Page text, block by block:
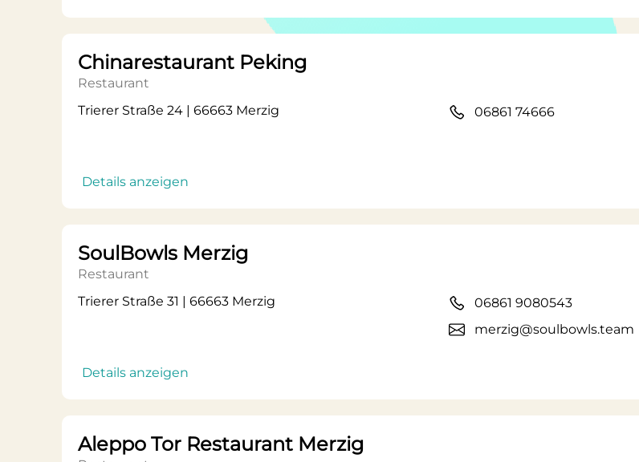
Chinarestaurant Peking
Restaurant
Trierer Straße 24 | 66663 Merzig
Details anzeigen
06861 74666
SoulBowls Merzig
Restaurant
Trierer Straße 31 | 66663 Merzig
Details anzeigen
06861 9080543
merzig@soulbowls.team
Aleppo Tor Restaurant Merzig